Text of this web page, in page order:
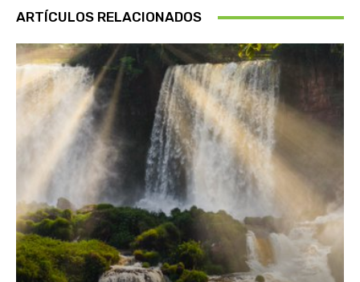
ARTÍCULOS RELACIONADOS